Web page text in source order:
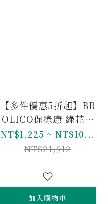
【多件優惠5折起】BR
OLICO保綠康 綠花椰
菜多醣體
NT$1,225 ~ NT$10...
NT$21,912
加入購物車